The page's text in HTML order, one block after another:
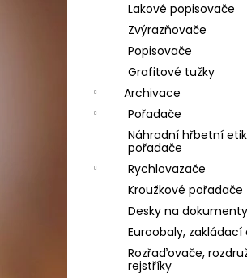
Lakové popisovače
Zvýrazňovače
Popisovače
Grafitové tužky
Archivace
Pořadače
Náhradní hřbetní
pořadače
Rychlovazače
Kroužkové pořadače
Desky na
Euroobaly, zakládací
Rozřaďovače,
rejstříky